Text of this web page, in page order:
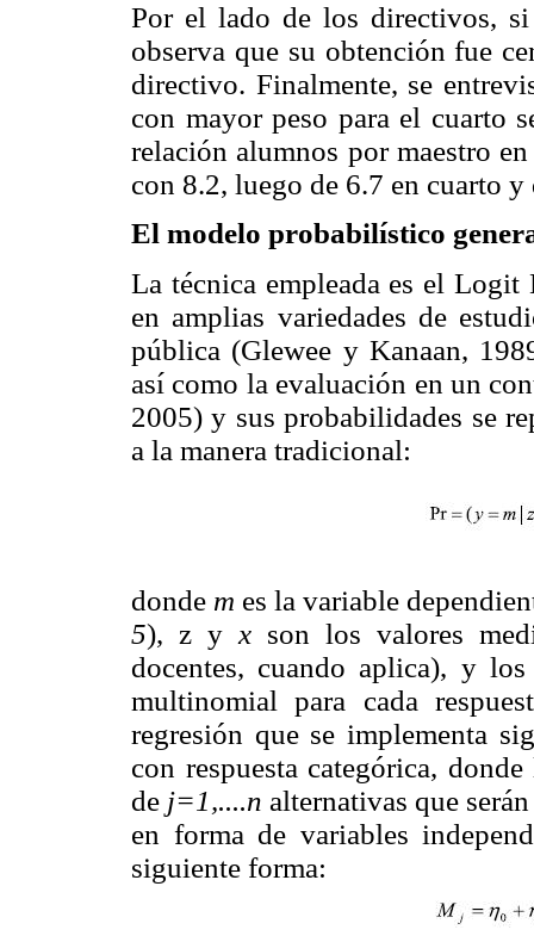
Por el lado de los directivos,
observa que su obtención fue
directivo. Finalmente, se
con mayor peso para el cuarto
relación alumnos por maestro
con 8.2, luego de 6.7 en cuarto y
El modelo probabilístico
La técnica empleada es el
en amplias variedades de
pública (Glewee y Kanaan,
así como la evaluación en un
2005) y sus probabilidades se
a la manera tradicional:
donde m es la variable
5), z y x son los valores
docentes, cuando aplica), y
multinomial para cada
regresión que se implementa
con respuesta categórica,
de j=1,....n alternativas que
en forma de variables
siguiente forma: